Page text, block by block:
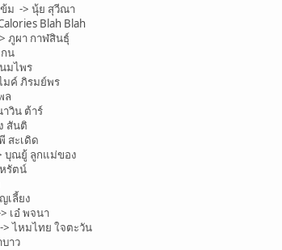
ม -> นุ้ย สุวีณา
Blah Blah
ภูผา กาฬสินธุ์
น
มไพร
มค์ ภิรมย์พร
ล
วิน ต้าร์
สันติ
สะเดิด
บุณยู้ ลูกแม่ของ
รัตน์
เลี้ยง
เอ๋ พจนา
> ไหมไทย ใจตะวัน
าว